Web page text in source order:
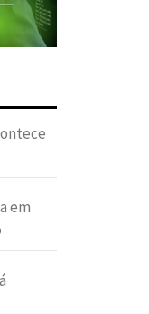
em